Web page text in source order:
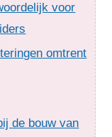
voor
omtrent
de bouw van